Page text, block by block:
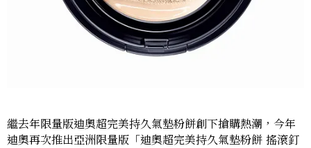
繼去年限量版迪奧超完美持久氣墊粉餅創下搶購熱潮，今年
迪奧再次推出亞洲限量版「迪奧超完美持久氣墊粉餅 搖滾釘